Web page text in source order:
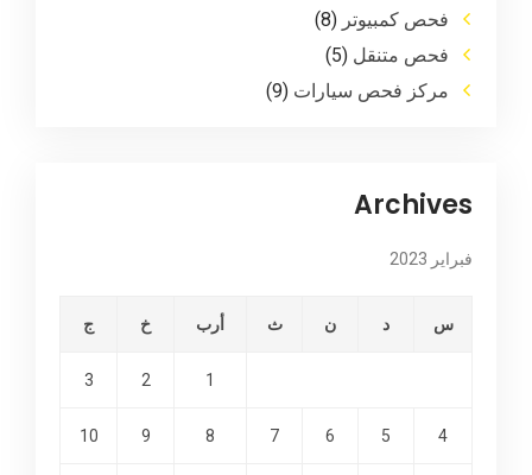
فحص كمبيوتر (8)
فحص متنقل (5)
مركز فحص سيارات (9)
Archives
فبراير 2023
س د ن ث أرب خ ج
1
2
3
4
5
6
7
8
9
10